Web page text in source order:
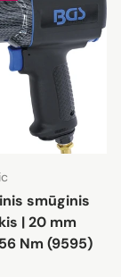
smūginis
| 20 mm
Nm (9595)